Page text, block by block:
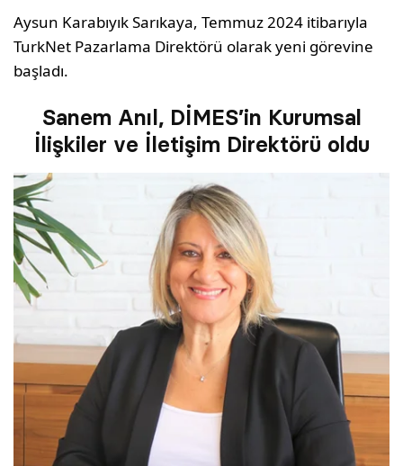
Aysun Karabıyık Sarıkaya, Temmuz 2024 itibarıyla
TurkNet Pazarlama Direktörü olarak yeni görevine
başladı.
Sanem Anıl, DİMES’in Kurumsal
İlişkiler ve İletişim Direktörü oldu